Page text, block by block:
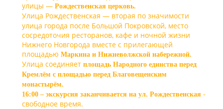
улицы — Рождественская церковь.
Улица Рождественская — вторая по значимости
улица города после Большой Покровской, место
сосредоточия ресторанов, кафе и ночной жизни
Нижнего Новгорода вместе с прилегающей
площадью Маркина и Нижневолжской набережной.
Улица соединяет площадь Народного единства перед
Кремлём с площадью перед Благовещенским
монастырём.
16:00 – экскурсия заканчивается на ул. Рождественская -
свободное время.